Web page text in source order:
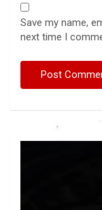
Save my name,
next time I